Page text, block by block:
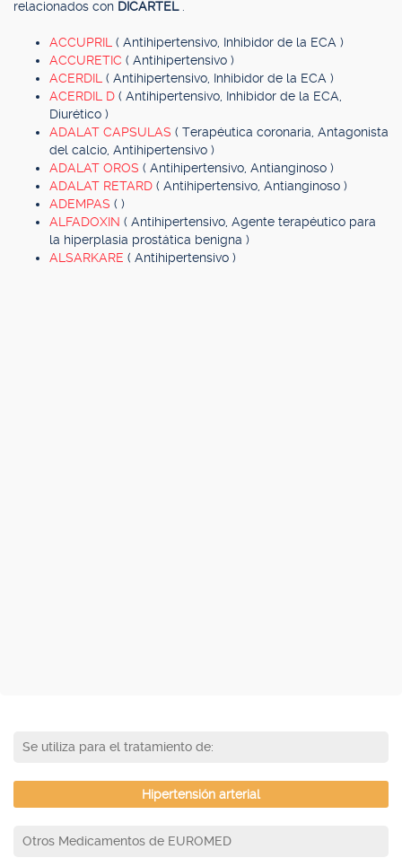
relacionados con DICARTEL
ACCUPRIL ( Antihipertensivo, Inhibidor de la ECA )
ACCURETIC ( Antihipertensivo )
ACERDIL ( Antihipertensivo, Inhibidor de la ECA )
ACERDIL D ( Antihipertensivo, Inhibidor de la ECA,
Diurético )
ADALAT CAPSULAS ( Terapéutica coronaria, Antagonista
del calcio, Antihipertensivo )
ADALAT OROS ( Antihipertensivo, Antianginoso )
ADALAT RETARD ( Antihipertensivo, Antianginoso )
ADEMPAS ( )
ALFADOXIN ( Antihipertensivo, Agente terapéutico para
la hiperplasia prostática benigna )
ALSARKARE ( Antihipertensivo )
Se utiliza para el tratamiento de:
Hipertensión arterial
Otros Medicamentos de EUROMED